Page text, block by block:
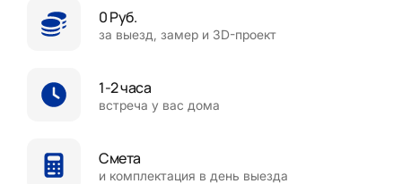
0 Руб.
за выезд, замер и 3D-проект
1-2 часа
встреча у вас дома
Смета
и комплектация в день выезда